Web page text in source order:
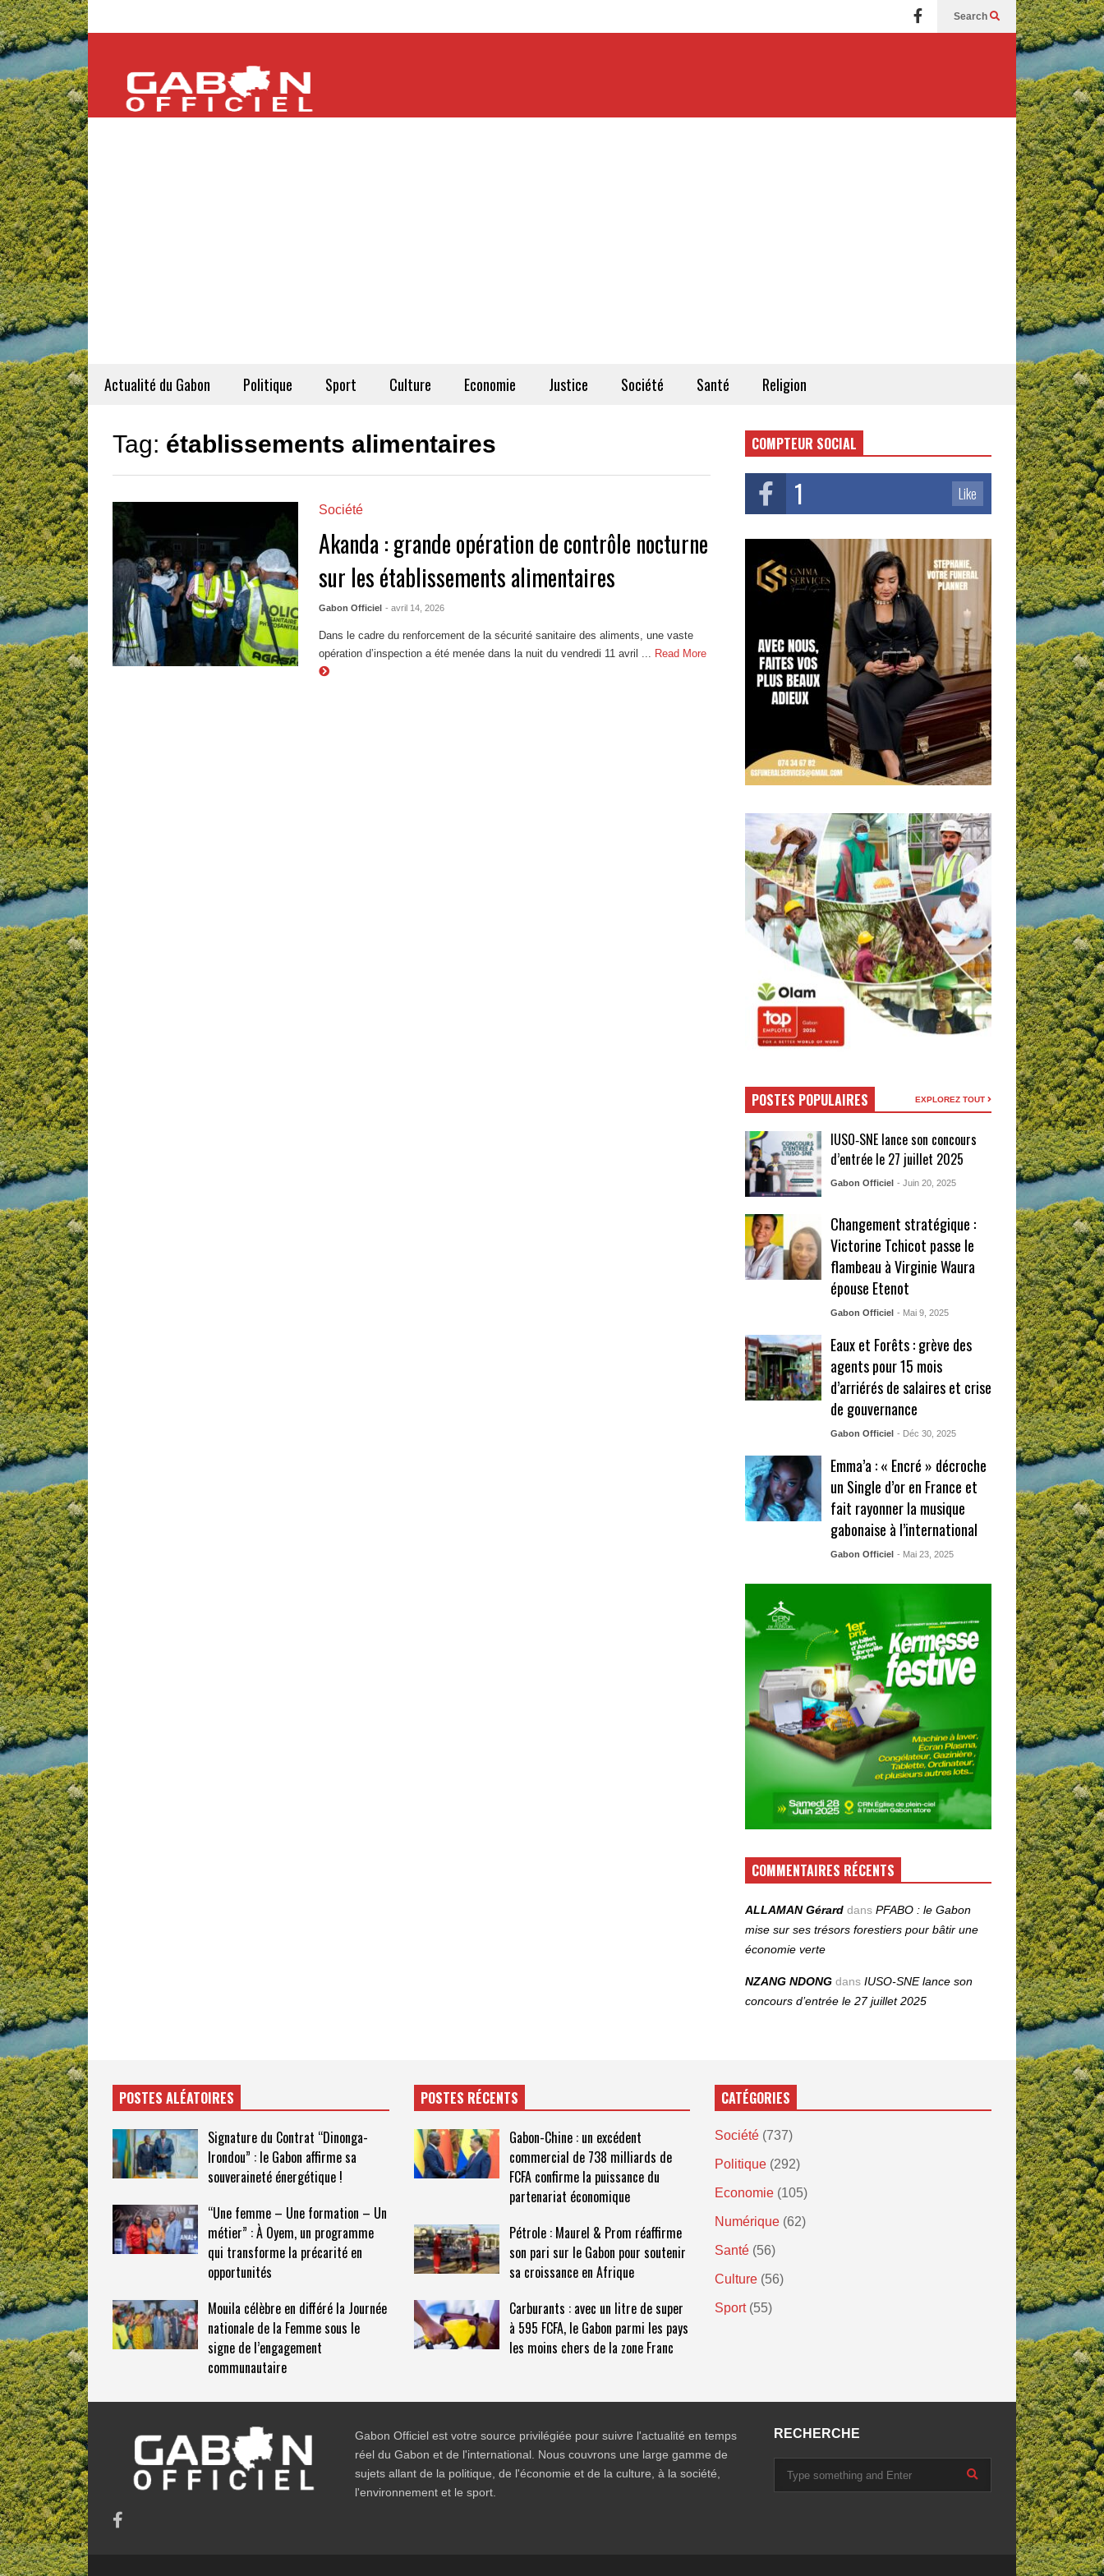
Search
Actualité du Gabon Politique Sport Culture Economie Justice Société Santé Religion
Tag: établissements alimentaires
Société
Akanda : grande opération de contrôle nocturne
sur les établissements alimentaires
Gabon Officiel - avril 14, 2026
Dans le cadre du renforcement de la sécurité sanitaire des aliments, une vaste
opération d’inspection a été menée dans la nuit du vendredi 11 avril ...
Read More
COMPTEUR SOCIAL
1 Like
POSTES POPULAIRES EXPLOREZ TOUT
IUSO‑SNE lance son concours
d’entrée le 27 juillet 2025
Gabon Officiel - Juin 20, 2025
Changement stratégique :
Victorine Tchicot passe le
flambeau à Virginie Waura
épouse Etenot
Gabon Officiel - Mai 9, 2025
Eaux et Forêts : grève des
agents pour 15 mois
d’arriérés de salaires et crise
de gouvernance
Gabon Officiel - Déc 30, 2025
Emma’a : « Encré » décroche
un Single d’or en France et
fait rayonner la musique
gabonaise à l’international
Gabon Officiel - Mai 23, 2025
COMMENTAIRES RÉCENTS
ALLAMAN Gérard dansPFABO : le Gabon
mise sur ses trésors forestiers pour bâtir une
économie verte
NZANG NDONG dansIUSO‑SNE lance son
concours d’entrée le 27 juillet 2025
POSTES ALÉATOIRES
Signature du Contrat “Dinonga-
Irondou” : le Gabon affirme sa
souveraineté énergétique !
“Une femme – Une formation – Un
métier” : À Oyem, un programme
qui transforme la précarité en
opportunités
Mouila célèbre en différé la Journée
nationale de la Femme sous le
signe de l’engagement
communautaire​
POSTES RÉCENTS
Gabon-Chine : un excédent
commercial de 738 milliards de
FCFA confirme la puissance du
partenariat économique
Pétrole : Maurel & Prom réaffirme
son pari sur le Gabon pour soutenir
sa croissance en Afrique
Carburants : avec un litre de super
à 595 FCFA, le Gabon parmi les pays
les moins chers de la zone Franc
CATÉGORIES
Société (737)
Politique (292)
Economie (105)
Numérique (62)
Santé (56)
Culture (56)
Sport (55)
Gabon Officiel est votre source privilégiée pour suivre l'actualité en temps
réel du Gabon et de l'international. Nous couvrons une large gamme de
sujets allant de la politique, de l'économie et de la culture, à la société,
l'environnement et le sport.
RECHERCHE